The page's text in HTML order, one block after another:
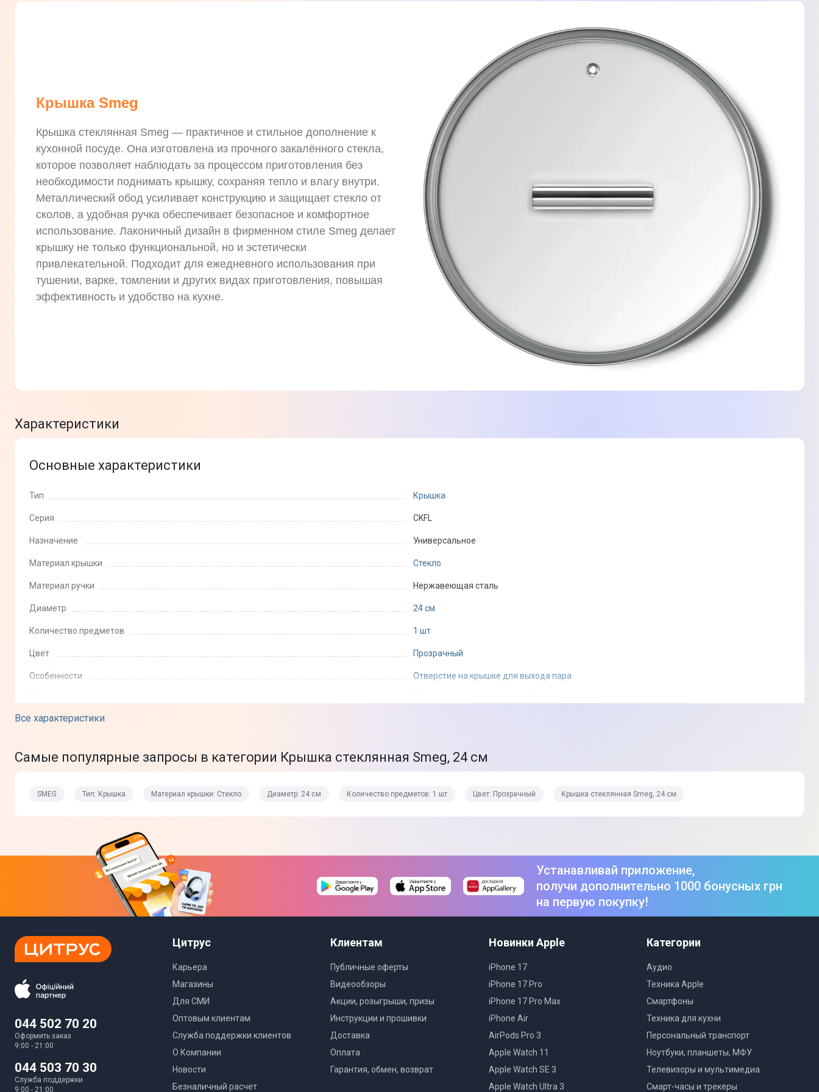
Крышка Smeg
Крышка стеклянная Smeg — практичное и стильное дополнение к
кухонной посуде. Она изготовлена из прочного закалённого стекла,
которое позволяет наблюдать за процессом приготовления без
необходимости поднимать крышку, сохраняя тепло и влагу внутри.
Металлический обод усиливает конструкцию и защищает стекло от
сколов, а удобная ручка обеспечивает безопасное и комфортное
использование. Лаконичный дизайн в фирменном стиле Smeg делает
крышку не только функциональной, но и эстетически
привлекательной. Подходит для ежедневного использования при
тушении, варке, томлении и других видах приготовления, повышая
эффективность и удобство на кухне.
Характеристики
Все характеристики
Основные характеристики
Тип Крышка
Серия CKFL
Назначение Универсальное
Материал крышки Стекло
Материал ручки Нержавеющая сталь
Диаметр 24 см
Количество предметов 1 шт
Цвет Прозрачный
Особенности Отверстие на крышке для выхода пара
Вес 810 г
Юридическая информация
Самые популярные запросы в категории Крышка стеклянная Smeg, 24 см
SMEG Тип: Крышка Материал крышки: Стекло Диаметр: 24 см Количество предметов: 1 шт Цвет: Прозрачный Крышка стеклянная Smeg, 24 см
Устанавливай приложение,
получи дополнительно 1000 бонусных грн
на первую покупку!
044 502 70 20
Оформить заказ
9:00 - 21:00
044 503 70 30
Служба поддержки
9:00 - 21:00
Цитрус
Карьера
Магазины
Для СМИ
Оптовым клиентам
Служба поддержки клиентов
О Компании
Новости
Безналичный расчет
Клиентам
Публичные оферты
Видеообзоры
Акции, розыгрыши, призы
Инструкции и прошивки
Доставка
Оплата
Гарантия, обмен, возврат
Новинки Apple
iPhone 17
iPhone 17 Pro
iPhone 17 Pro Max
iPhone Air
AirPods Pro 3
Apple Watch 11
Apple Watch SE 3
Apple Watch Ultra 3
Категории
Аудио
Техника Apple
Смартфоны
Техника для кухни
Персональный транспорт
Ноутбуки, планшеты, МФУ
Телевизоры и мультимедиа
Смарт-часы и трекеры